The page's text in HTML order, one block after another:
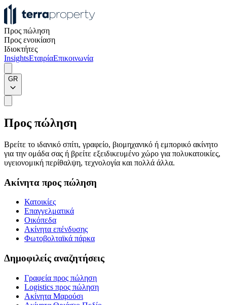
Προς πώληση
Προς ενοικίαση
Ιδιοκτήτες
InsightsΕταιρίαΕπικοινωνία
GR
Προς πώληση
Βρείτε το ιδανικό σπίτι, γραφείο, βιομηχανικό ή εμπορικό ακίνητο
για την ομάδα σας ή βρείτε εξειδικευμένο χώρο για πολυκατοικίες,
υγειονομική περίθαλψη, τεχνολογία και πολλά άλλα.
Ακίνητα προς πώληση
Κατοικίες
Επαγγελματικά
Οικόπεδα
Ακίνητα επένδυσης
Φωτοβολταϊκά πάρκα
Δημοφιλείς αναζητήσεις
Γραφεία προς πώληση
Logistics προς πώληση
Ακίνητα Μαρούσι